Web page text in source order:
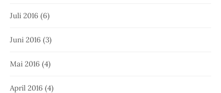
Juli 2016 (6)
Juni 2016 (3)
Mai 2016 (4)
April 2016 (4)